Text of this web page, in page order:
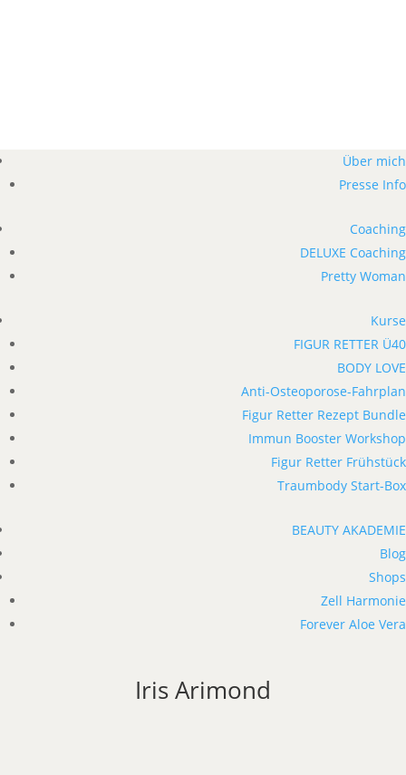
Über mich
Presse Info
Coaching
DELUXE Coaching
Pretty Woman
Kurse
FIGUR RETTER Ü40
BODY LOVE
Anti-Osteoporose-Fahrplan
Figur Retter Rezept Bundle
Immun Booster Workshop
Figur Retter Frühstück
Traumbody Start-Box
BEAUTY AKADEMIE
Blog
Shops
Zell Harmonie
Forever Aloe Vera
Iris Arimond